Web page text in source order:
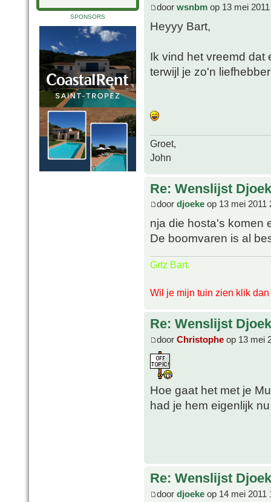
SPONSORS
door wsnbm op 13 mei
Heyyy Bart,
Ik vind het vreemd dat
terwijl je zo'n
Groet,
John
Re: Wenslijst
door djoeke op 13 mei 2011
nja die hosta's komen
De boomvaren is al
Grtz Bart.
Wil je mijn tuin zien klik dan
Re: Wenslijst
door Christophe op 13 mei
Hoe gaat het met je
had je hem eigenlijk
Re: Wenslijst
door djoeke op 14 mei 2011